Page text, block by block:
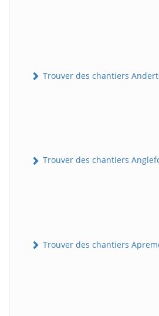
Trouver des chantiers
Trouver des chantiers
Trouver des chantiers